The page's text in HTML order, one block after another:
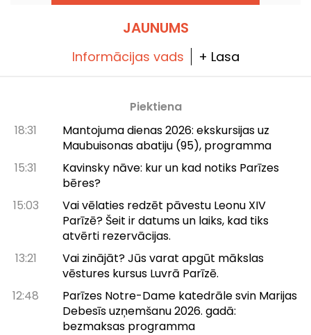
JAUNUMS
Informācijas vads + Lasa
Piektiena
18:31
Mantojuma dienas 2026: ekskursijas uz
Maubuisonas abatiju (95), programma
15:31
Kavinsky nāve: kur un kad notiks Parīzes
bēres?
15:03
Vai vēlaties redzēt pāvestu Leonu XIV
Parīzē? Šeit ir datums un laiks, kad tiks
atvērti rezervācijas.
13:21
Vai zinājāt? Jūs varat apgūt mākslas
vēstures kursus Luvrā Parīzē.
12:48
Parīzes Notre-Dame katedrāle svin Marijas
Debesīs uzņemšanu 2026. gadā:
bezmaksas programma